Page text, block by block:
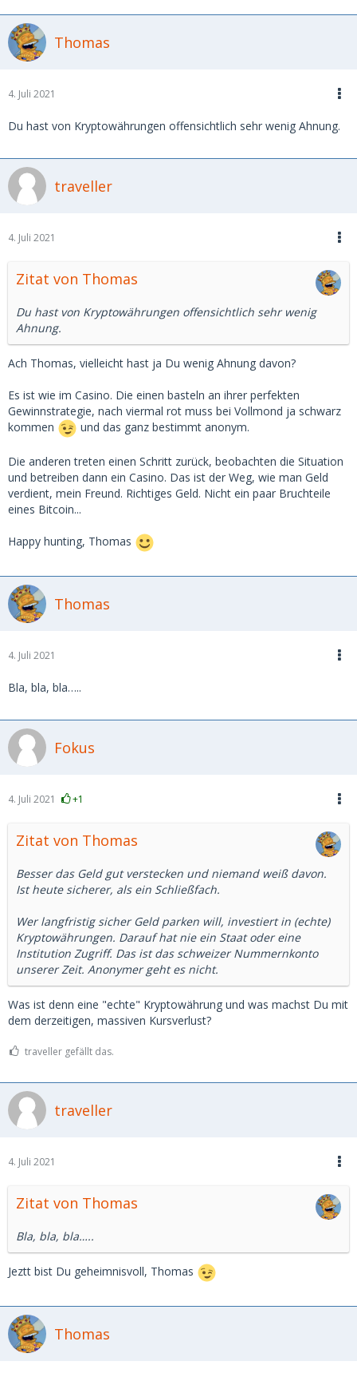
Thomas
4. Juli 2021
Du hast von Kryptowährungen offensichtlich sehr wenig Ahnung.
traveller
4. Juli 2021
Zitat von Thomas
Du hast von Kryptowährungen offensichtlich sehr wenig
Ahnung.
Ach Thomas, vielleicht hast ja Du wenig Ahnung davon?
Es ist wie im Casino. Die einen basteln an ihrer perfekten
Gewinnstrategie, nach viermal rot muss bei Vollmond ja schwarz
kommen
und das ganz bestimmt anonym.
Die anderen treten einen Schritt zurück, beobachten die Situation
und betreiben dann ein Casino. Das ist der Weg, wie man Geld
verdient, mein Freund. Richtiges Geld. Nicht ein paar Bruchteile
eines Bitcoin...
Happy hunting, Thomas
Thomas
4. Juli 2021
Bla, bla, bla…..
Fokus
4. Juli 2021 +1
Zitat von Thomas
Besser das Geld gut verstecken und niemand weiß davon.
Ist heute sicherer, als ein Schließfach.
Wer langfristig sicher Geld parken will, investiert in (echte)
Kryptowährungen. Darauf hat nie ein Staat oder eine
Institution Zugriff. Das ist das schweizer Nummernkonto
unserer Zeit. Anonymer geht es nicht.
Was ist denn eine "echte" Kryptowährung und was machst Du mit
dem derzeitigen, massiven Kursverlust?
traveller gefällt das.
traveller
4. Juli 2021
Zitat von Thomas
Bla, bla, bla…..
Jeztt bist Du geheimnisvoll, Thomas
Thomas